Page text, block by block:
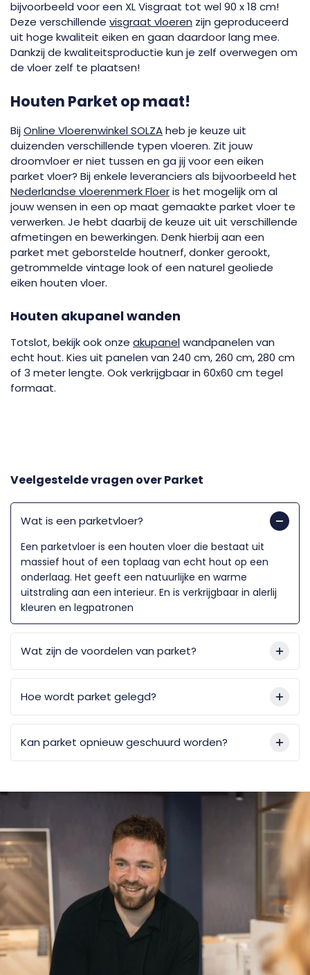
bijvoorbeeld voor een XL Visgraat tot wel 90 x 18 cm!
Deze verschillende visgraat vloeren zijn geproduceerd
uit hoge kwaliteit eiken en gaan daardoor lang mee.
Dankzij de kwaliteitsproductie kun je zelf overwegen om
de vloer zelf te plaatsen!
Houten Parket op maat!
BijOnline Vloerenwinkel SOLZAheb je keuze uit
duizenden verschillende typen vloeren. Zit jouw
droomvloer er niet tussen en ga jij voor een eiken
parket vloer? Bij enkele leveranciers als bijvoorbeeld het
Nederlandse vloerenmerk Floeris het mogelijk om al
jouw wensen in een op maat gemaakte parket vloer te
verwerken. Je hebt daarbij de keuze uit uit verschillende
afmetingen en bewerkingen. Denk hierbij aan een
parket met geborstelde houtnerf, donker gerookt,
getrommelde vintage look of een naturel geoliede
eiken houten vloer.
Houten akupanel wanden
Totslot, bekijk ook onze akupanelwandpanelen van
echt hout. Kies uit panelen van 240 cm, 260 cm, 280 cm
of 3 meter lengte. Ook verkrijgbaar in 60x60 cm tegel
formaat.
Veelgestelde vragen overParket
Wat is een parketvloer?
Een parketvloer is een houten vloer die bestaat uit
massief hout of een toplaag van echt hout op een
onderlaag. Het geeft een natuurlijke en warme
uitstraling aan een interieur. En is verkrijgbaar in alerlij
kleuren en legpatronen
Wat zijn de voordelen van parket?
Hoe wordt parket gelegd?
Kan parket opnieuw geschuurd worden?